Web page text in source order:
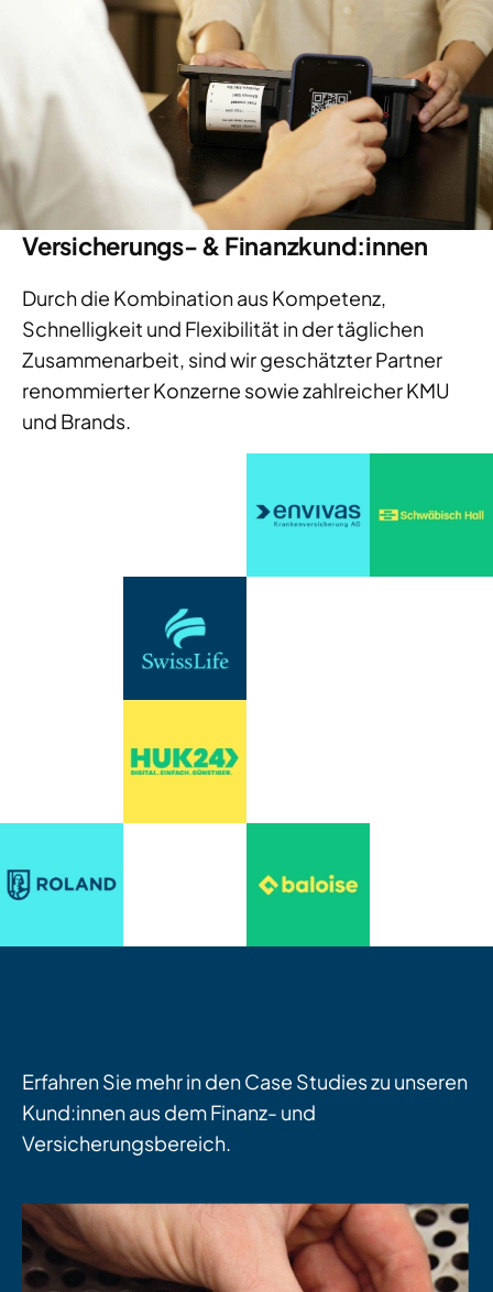
Versicherungs- & Finanzkund:innen
Durch die Kombination aus Kompetenz,
Schnelligkeit und Flexibilität in der täglichen
Zusammenarbeit, sind wir geschätzter Partner
renommierter Konzerne sowie zahlreicher KMU
und Brands.
Erfahren Sie mehr in den Case Studies zu unseren
Kund:innen aus dem Finanz- und
Versicherungsbereich.